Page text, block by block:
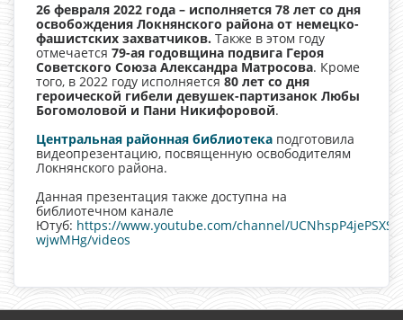
26 февраля 2022 года – исполняется 78 лет со дня
освобождения Локнянского района от немецко-
фашистских захватчиков. Также в этом году
отмечается 79-ая годовщина подвига Героя
Советского Союза Александра Матросова. Кроме
того, в 2022 году исполняется 80 лет со дня
героической гибели девушек-партизанок Любы
Богомоловой и Пани Никифоровой.
Центральная районная библиотека подготовила
видеопрезентацию, посвященную освободителям
Локнянского района.
Данная презентация также доступна на
библиотечном канале
Ютуб: https://www.youtube.com/channel/
wjwMHg/videos